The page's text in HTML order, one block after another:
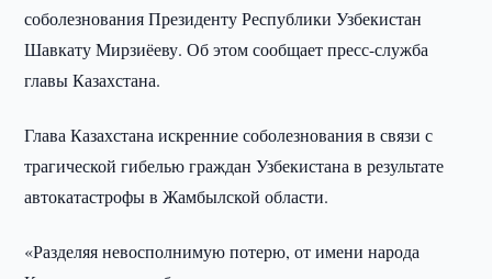
соболезнования Президенту Республики Узбекистан
Шавкату Мирзиёеву. Об этом сообщает пресс-служба
главы Казахстана.
Глава Казахстана искренние соболезнования в связи с
трагической гибелью граждан Узбекистана в результате
автокатастрофы в Жамбылской области.
«Разделяя невосполнимую потерю, от имени народа